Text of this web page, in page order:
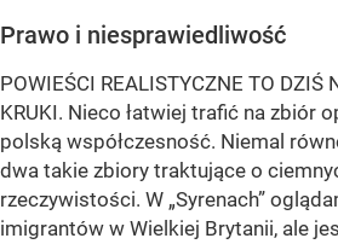
Prawo i niesprawiedliwość
POWIEŚCI REALISTYCZNE TO DZIŚ
KRUKI. Nieco łatwiej trafić na zbiór
polską współczesność. Niemal
dwa takie zbiory traktujące o
rzeczywistości. W „Syrenach”
imigrantów w Wielkiej Brytanii, ale